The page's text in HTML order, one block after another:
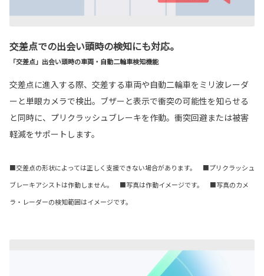
交差点での出会い頭時の検知にも対応。
「交差点」出会い頭時の車両・自動二輪車検知機能
交差点に進入する際、交差する車両や自動二輪車をミリ波レーダ
ーと単眼カメラで検出。ブザーと表示で衝突の可能性を知らせる
と同時に、プリクラッシュブレーキを作動。衝突回避または被害
軽減をサポートします。
■交差点の形状によっては正しく支援できない場合があります。 ■プリクラッシュ
ブレーキアシストは作動しません。 ■写真は作動イメージです。 ■写真のカメ
ラ・レーダーの検知範囲はイメージです。